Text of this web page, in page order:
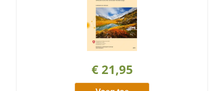
€ 21,95